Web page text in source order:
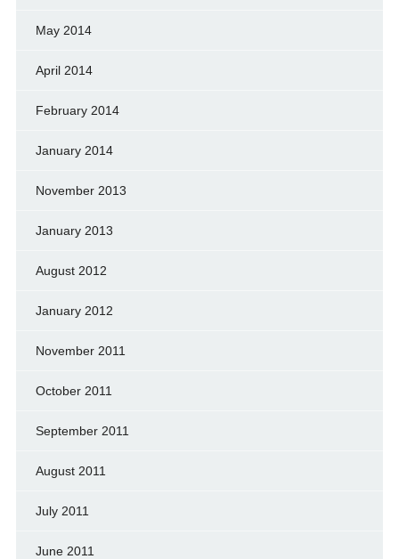
May 2014
April 2014
February 2014
January 2014
November 2013
January 2013
August 2012
January 2012
November 2011
October 2011
September 2011
August 2011
July 2011
June 2011